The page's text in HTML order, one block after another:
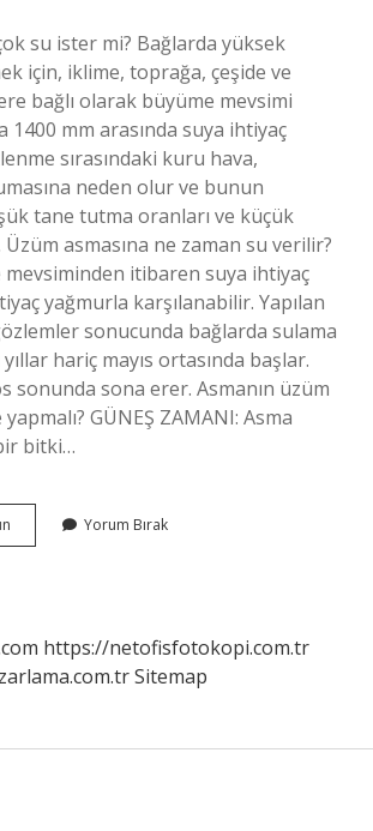
su ister mi? Bağlarda yüksek
için, iklime, toprağa, çeşide ve
bağlı olarak büyüme mevsimi
1400 mm arasında suya ihtiyaç
sırasındaki kuru hava,
neden olur ve bunun
tane tutma oranları ve küçük
asmasına ne zaman su verilir?
mevsiminden itibaren suya ihtiyaç
yağmurla karşılanabilir. Yapılan
sonucunda bağlarda sulama
hariç mayıs ortasında başlar.
sonunda sona erer. Asmanın üzüm
GÜNEŞ ZAMANI: Asma
bitki…
Dikilen
Yorum Bırak
https://netofisfotokopi.com.tr
Sitemap